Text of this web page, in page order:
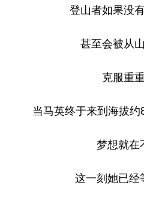
登山者如果没
甚至会被从
克服重
当马英终于来到海拔约
梦想就在
这一刻她已经